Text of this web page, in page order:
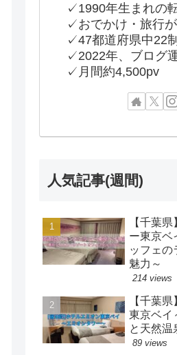
✓1990年生まれの
✓おでかけ・旅行が
✓47都道府県中22
✓2022年、ブログ
✓月間約4,500pv
人気記事(週間)
【千葉
ー東京ベ
ッフェの
魅力～
214 views
【千葉
東京ベイ
と天然温
89 views